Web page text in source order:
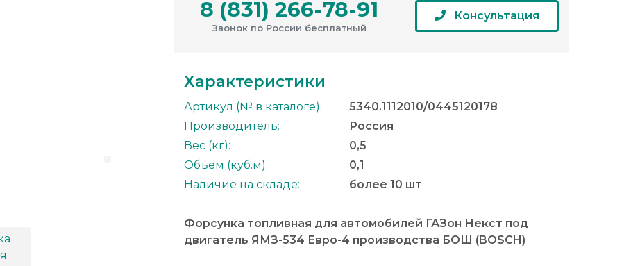
8 (831) 266-78-91
Звонок по России бесплатный
Консультация
Характеристики
Артикул (№ в каталоге):
5340.1112010/0445120178
Производитель:
Россия
Вес (кг):
0,5
Объем (куб.м):
0,1
Наличие на складе:
более 10 шт
Форсунка топливная для автомобилей ГАЗон Некст под
двигатель ЯМЗ-534 Евро-4 производства БОШ (BOSCH)